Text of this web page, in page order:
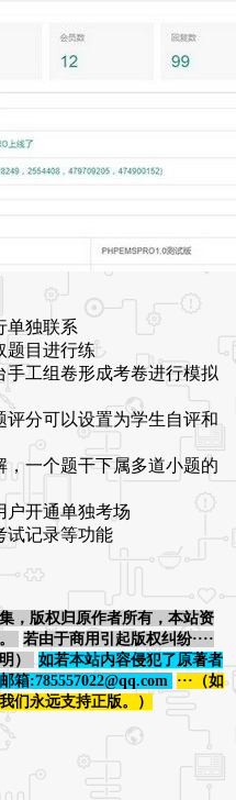
单独联系
题目进行练
工组卷形成考卷进行模拟
分可以设置为学生自评和
，一个题干下属多道小题的
户开通单独考场
试记录等功能
，版权归原作者所有，本站资
若由于商用引起版权纠纷····
）
如若本站内容侵犯了原著者
箱:785557022@qq.com
···（如
们永远支持正版。）